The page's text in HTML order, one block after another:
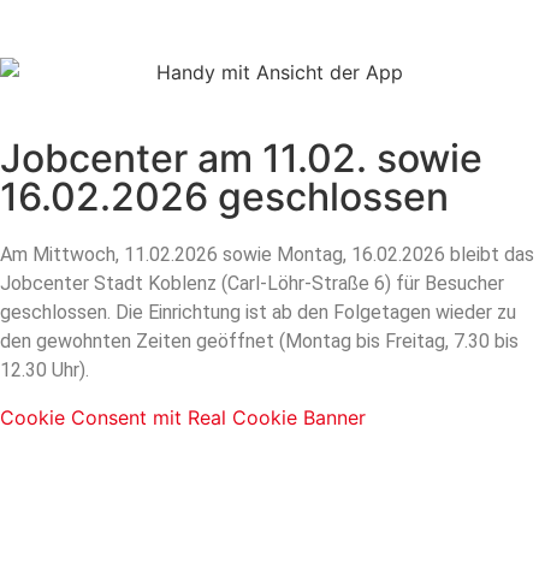
Jobcenter am 11.02. sowie
16.02.2026 geschlossen
Am Mittwoch, 11.02.2026 sowie Montag, 16.02.2026 bleibt das
Jobcenter Stadt Koblenz (Carl-Löhr-Straße 6) für Besucher
geschlossen. Die Einrichtung ist ab den Folgetagen wieder zu
den gewohnten Zeiten geöffnet (Montag bis Freitag, 7.30 bis
12.30 Uhr).
Cookie Consent mit Real Cookie Banner